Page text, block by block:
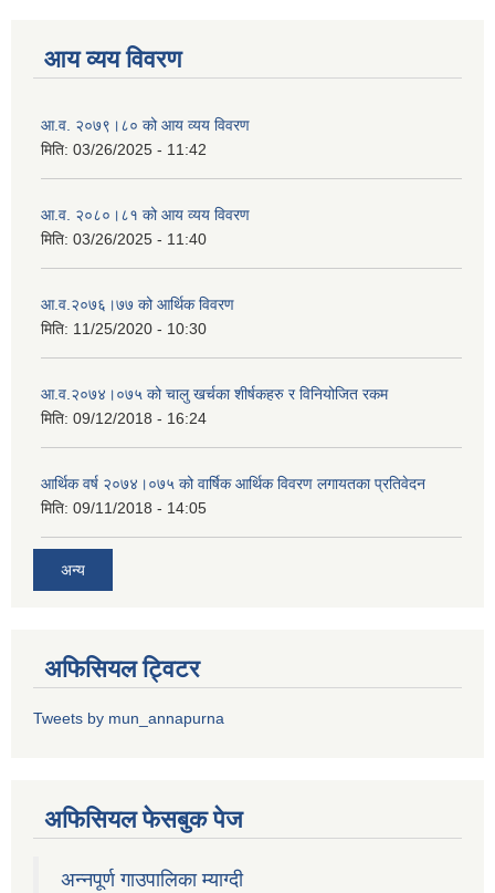
आय व्यय विवरण
आ.व. २०७९।८० को आय व्यय विवरण
मिति: 03/26/2025 - 11:42
आ.व. २०८०।८१ को आय व्यय विवरण
मिति: 03/26/2025 - 11:40
आ.व.२०७६।७७ को आर्थिक विवरण
मिति: 11/25/2020 - 10:30
आ.व.२०७४।०७५ को चालु खर्चका शीर्षकहरु र विनियोजित रकम
मिति: 09/12/2018 - 16:24
आर्थिक वर्ष २०७४।०७५ को वार्षिक आर्थिक विवरण लगायतका प्रतिवेदन
मिति: 09/11/2018 - 14:05
अन्य
अफिसियल ट्विटर
Tweets by mun_annapurna
अफिसियल फेसबुक पेज
अन्नपूर्ण गाउपालिका म्याग्दी